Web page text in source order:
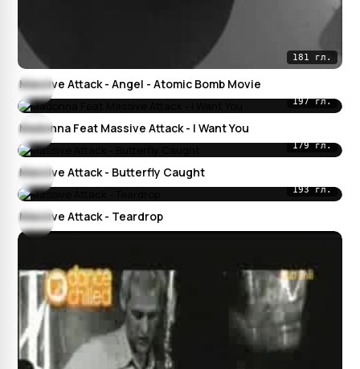
181 гл.
Massive Attack - Angel - Atomic Bomb Movie
197 гл.
Madonna Feat Massive Attack - I Want You
179 гл.
Massive Attack - Butterfly Caught
193 гл.
Massive Attack - Teardrop